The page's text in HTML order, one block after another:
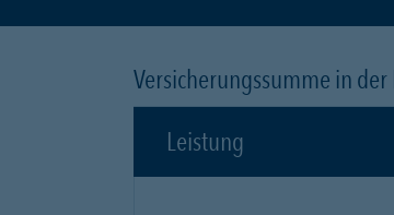
Versicherungssumme in der
Leistung